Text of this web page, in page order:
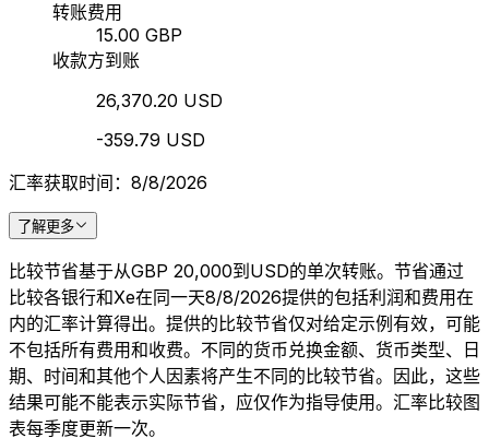
转账费用
15.00 GBP
收款方到账
26,370.20 USD
-359.79 USD
汇率获取时间：8/8/2026
了解更多
比较节省基于从GBP 20,000到USD的单次转账。节省通过
比较各银行和Xe在同一天8/8/2026提供的包括利润和费用在
内的汇率计算得出。提供的比较节省仅对给定示例有效，可能
不包括所有费用和收费。不同的货币兑换金额、货币类型、日
期、时间和其他个人因素将产生不同的比较节省。因此，这些
结果可能不能表示实际节省，应仅作为指导使用。汇率比较图
表每季度更新一次。